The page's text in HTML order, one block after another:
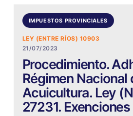
IMPUESTOS PROVINCIALES
LEY (ENTRE RÍOS) 10903
21/07/2023
Procedimiento.
Régimen Nacional
Acuicultura. Ley
27231.